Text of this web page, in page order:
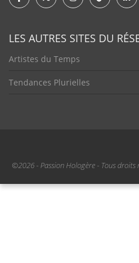
LES AUTRES SITES DU
Artistes du Temps
Tendances Plurielles
©2026 - Passion Hologère - Tous droits